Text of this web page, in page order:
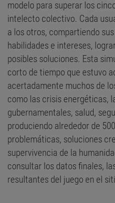
modelo para superar los
intelecto colectivo. Cada
a los otros, compartiendo
habilidades e intereses,
posibles soluciones. Esta
corto de tiempo que estuvo
acertadamente muchos de
como las crisis energéticas,
gubernamentales, salud,
produciendo alrededor de
problemáticas, soluciones
supervivencia de la
consultar los datos finales,
resultantes del juego en el